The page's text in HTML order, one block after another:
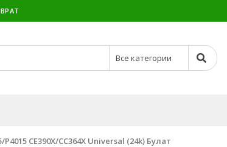
CE390X/CC364X Universal (24k) Булат